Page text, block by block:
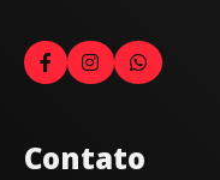
Contato